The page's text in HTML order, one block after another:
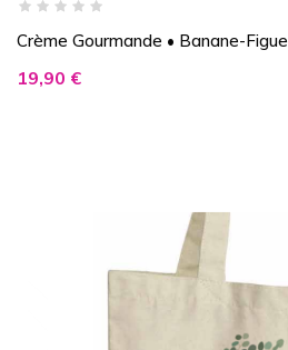
Crème Gourmande • Banane-Figue
Prix
19,90 €